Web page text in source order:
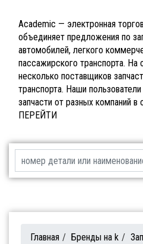
Academic — электронная
объединяет предложения по
автомобилей, легкого
пассажирского транспорта. На
несколько поставщиков
транспорта. Наши
запчасти от разных компаний в
ПЕРЕЙТИ
Главная / Бренды на k /